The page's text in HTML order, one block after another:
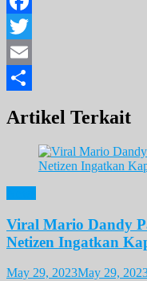
Facebook
Twitter
Email
Artikel Terkait
Viral Mario Dandy
Netizen Ingatkan
May 29, 2023May 29,